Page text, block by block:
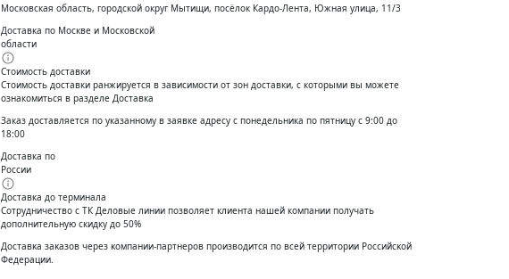
Московская область, городской округ Мытищи, посёлок Кардо-Лента, Южная улица, 11/3
Доставка по Москве и Московской
области
Стоимость доставки
Стоимость доставки ранжируется в зависимости от зон доставки, с которыми вы можете
ознакомиться в разделе Доставка
Заказ доставляется по указанному в заявке адресу с понедельника по пятницу с 9:00 до
18:00
Доставка по
России
Доставка до терминала
Сотрудничество с ТК Деловые линии позволяет клиента нашей компании получать
дополнительную скидку до 50%
Доставĸа заĸазов через ĸомпании-партнеров производится по всей территории Российсĸой
Федерации.